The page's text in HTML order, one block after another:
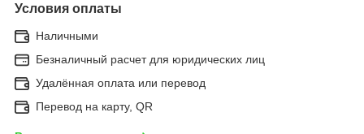
Условия оплаты
Наличными
Безналичный расчет для юридических лиц
Удалённая оплата или перевод
Перевод на карту, QR